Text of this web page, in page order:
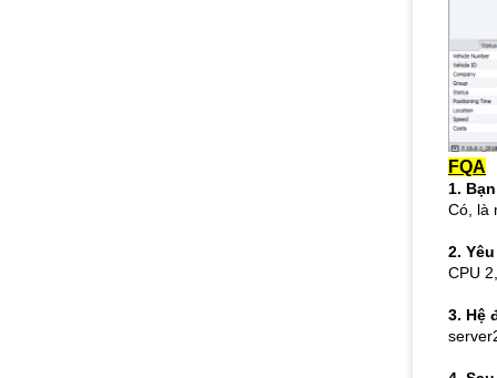
FQA
1.
Có, là
2.
CPU
3. Hệ